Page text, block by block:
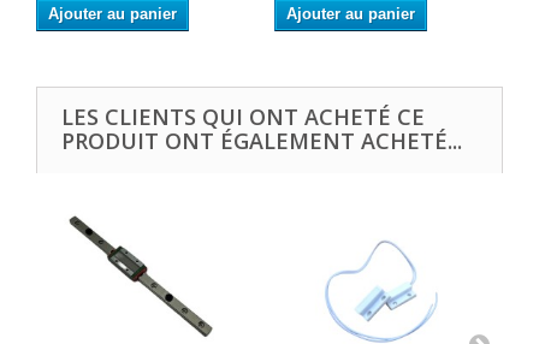
Ajouter au panier Ajouter au panier
LES CLIENTS QUI ONT ACHETÉ CE
PRODUIT ONT ÉGALEMENT ACHETÉ...